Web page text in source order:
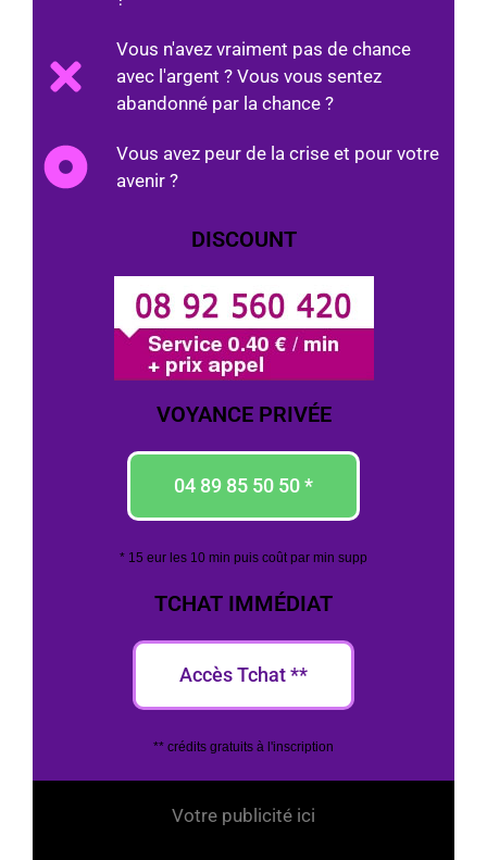
Vous n'avez vraiment pas de chance
avec l'argent ? Vous vous sentez
abandonné par la chance ?
Vous avez peur de la crise et pour votre
avenir ?
DISCOUNT
VOYANCE PRIVÉE
04 89 85 50 50 *
* 15 eur les 10 min puis coût par min supp
TCHAT IMMÉDIAT
Accès Tchat **
** crédits gratuits à l'inscription
Votre publicité ici